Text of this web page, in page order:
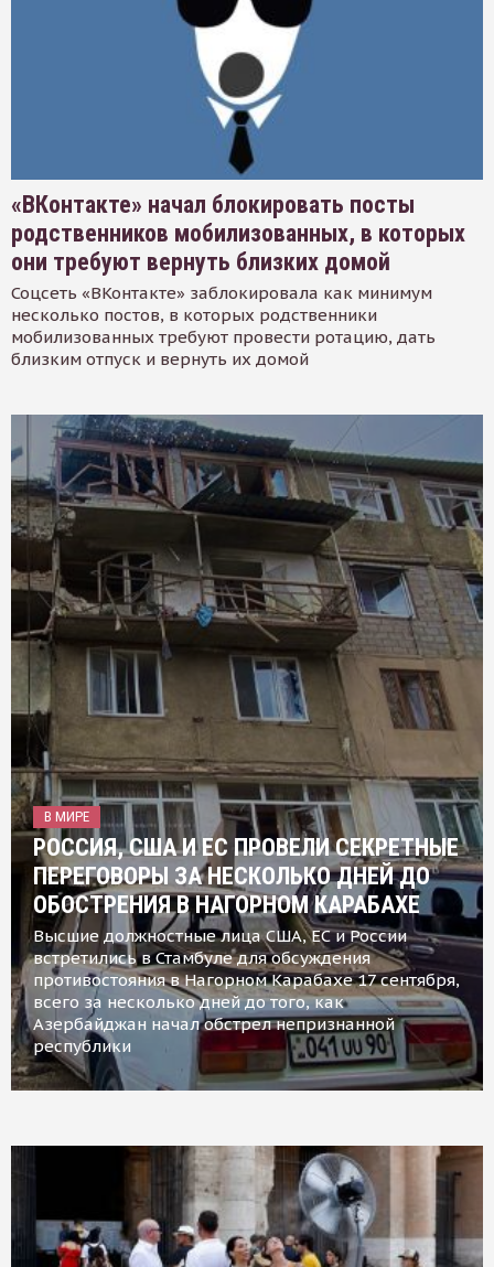
«ВКонтакте» начал блокировать посты
родственников мобилизованных, в которых
они требуют вернуть близких домой
Соцсеть «ВКонтакте» заблокировала как минимум
несколько постов, в которых родственники
мобилизованных требуют провести ротацию, дать
близким отпуск и вернуть их домой
В МИРЕ
РОССИЯ, США И ЕС ПРОВЕЛИ СЕКРЕТНЫЕ
ПЕРЕГОВОРЫ ЗА НЕСКОЛЬКО ДНЕЙ ДО
ОБОСТРЕНИЯ В НАГОРНОМ КАРАБАХЕ
Высшие должностные лица США, ЕС и России
встретились в Стамбуле для обсуждения
противостояния в Нагорном Карабахе 17 сентября,
всего за несколько дней до того, как
Азербайджан начал обстрел непризнанной
республики